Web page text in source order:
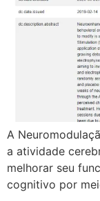
A
a atividade
melhorar seu
cognitivo por